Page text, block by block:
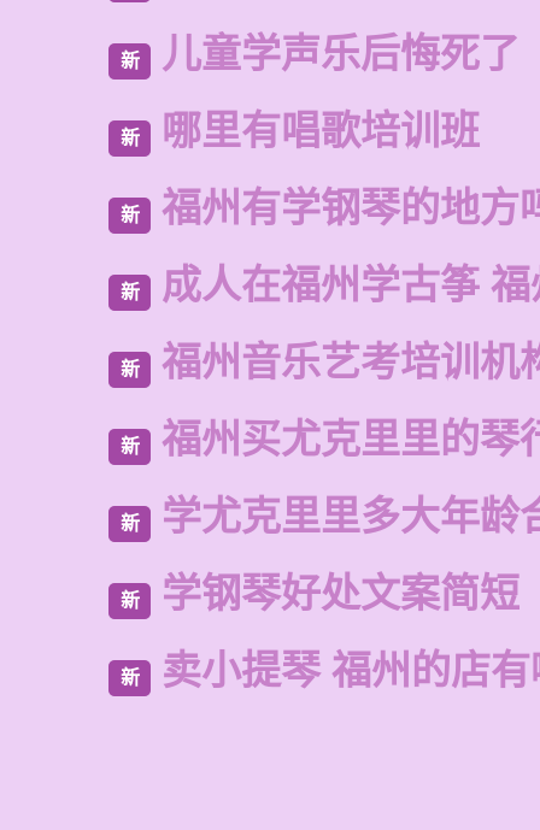
新 儿童学声乐后悔死了
新 哪里有唱歌培训班
新 福州有学钢琴的地方
新 成人在福州学古筝
新 福州音乐艺考培训机
新 福州买尤克里里的琴
新 学尤克里里多大年龄
新 学钢琴好处文案简短
新 卖小提琴 福州的店